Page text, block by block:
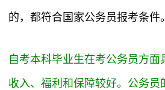
的，都符合国家公务员报考条件。
自考本科毕业生在考公务员方面
收入、福利和保障较好。公务员